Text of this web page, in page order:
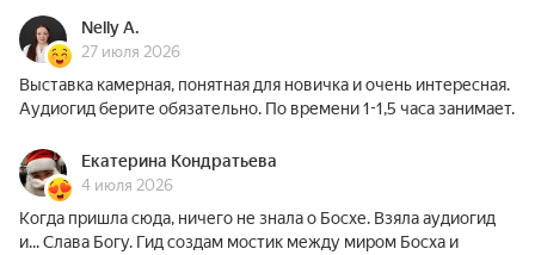
Nelly А.
27 июля 2026
Выставка камерная, понятная для новичка и очень интересная.
Аудиогид берите обязательно. По времени 1-1,5 часа занимает.
Екатерина Кондратьева
4 июля 2026
Когда пришла сюда, ничего не знала о Босхе. Взяла аудиогид
и... Слава Богу. Гид создам мостик между миром Босха и